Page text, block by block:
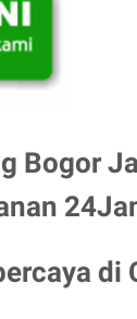
Bogor
di